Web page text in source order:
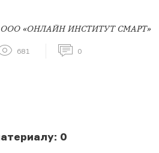
ООО «ОНЛАЙН ИНСТИТУТ СМАРТ»
681 0
0